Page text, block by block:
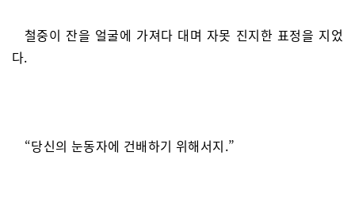
철중이 잔을 얼굴에 가져다 대며 자못 진지한 표정을 지었
다.
“당신의 눈동자에 건배하기 위해서지.”